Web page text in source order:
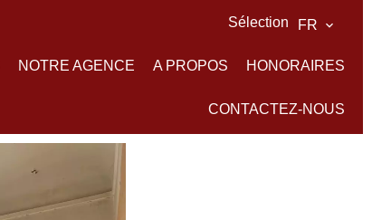
Sélection FR
NOTRE AGENCE A PROPOS HONORAIRES
CONTACTEZ-NOUS